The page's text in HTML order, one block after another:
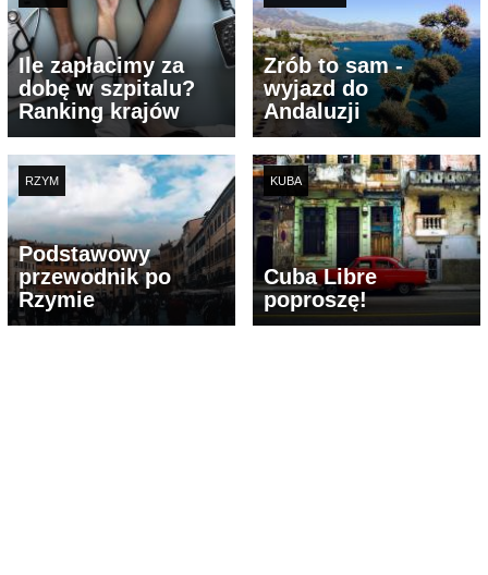
Ile zapłacimy za
dobę w szpitalu?
Ranking krajów
Zrób to sam -
wyjazd do
Andaluzji
RZYM
Podstawowy
przewodnik po
Rzymie
KUBA
Cuba Libre
poproszę!